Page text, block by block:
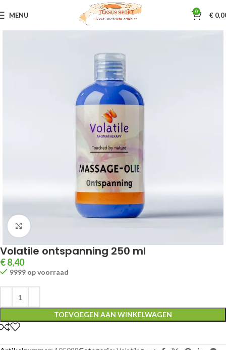
MENU 0 €
Home Sportmassage Volatile
Klik om te vergroten
Volatile ontspanning 250 ml
€8,40
9999 op voorraad
TOEVOEGEN AAN WINKELWAGEN